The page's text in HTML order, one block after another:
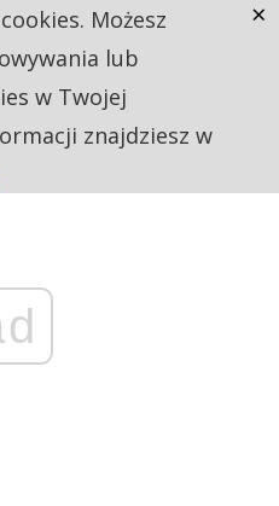
Możesz
lub
w Twojej
znajdziesz w
×